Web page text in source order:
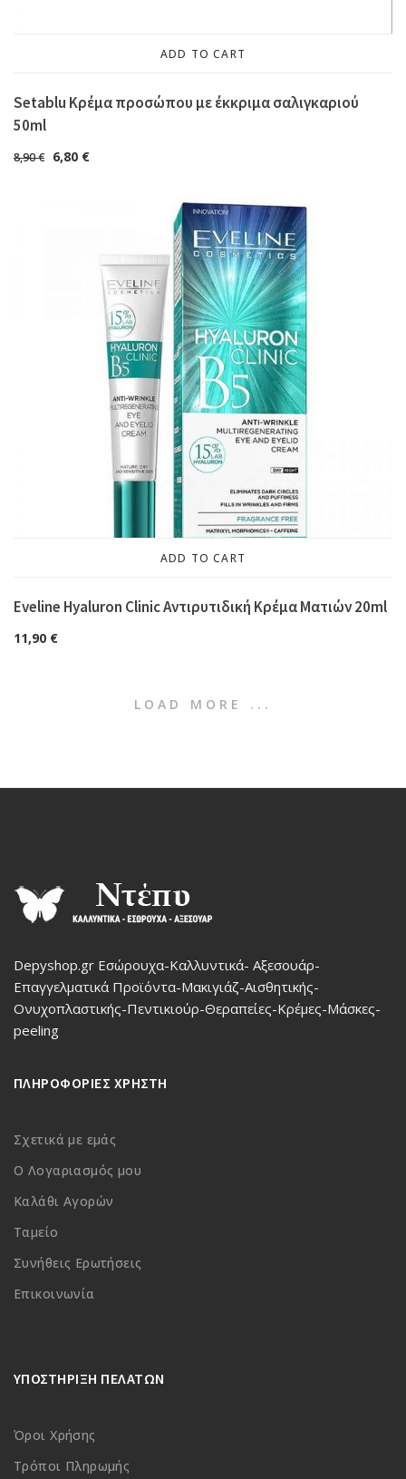
ADD TO CART
Setablu Κρέμα προσώπου με έκκριμα σαλιγκαριού
50ml
8,90€ 6,80 €
ADD TO CART
Eveline Hyaluron Clinic Αντιρυτιδική Κρέμα Ματιών 20ml
11,90 €
LOAD MORE ...
Depyshop.gr Εσώρουχα-Καλλυντικά- Αξεσουάρ-
Επαγγελματικά Προϊόντα-Μακιγιάζ-Αισθητικής-
Ονυχοπλαστικής-Πεντικιούρ-Θεραπείες-Κρέμες-Μάσκες-
peeling
ΠΛΗΡΟΦΟΡΙΕΣ ΧΡΗΣΤΗ
Σχετικά με εμάς
Ο Λογαριασμός μου
Καλάθι Αγορών
Ταμείο
Συνήθεις Ερωτήσεις
Επικοινωνία
ΥΠΟΣΤΗΡΙΞΗ ΠΕΛΑΤΩΝ
Όροι Χρήσης
Τρόποι Πληρωμής